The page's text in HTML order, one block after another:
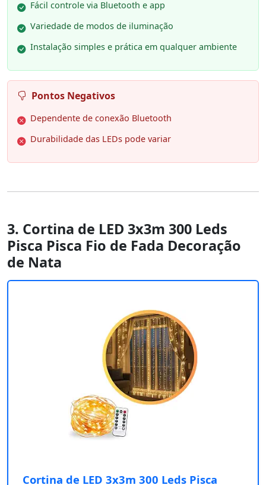
Fácil controle via Bluetooth e app
Variedade de modos de iluminação
Instalação simples e prática em qualquer ambiente
Pontos Negativos
Dependente de conexão Bluetooth
Durabilidade das LEDs pode variar
3. Cortina de LED 3x3m 300 Leds
Pisca Pisca Fio de Fada Decoração
de Nata
Cortina de LED 3x3m 300 Leds Pisca